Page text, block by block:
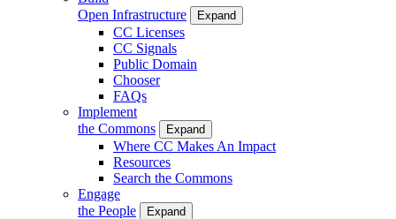
Open Infrastructure
Expand
CC Licenses
CC Signals
Public Domain
Chooser
FAQs
Implement
the Commons
Expand
Where CC Makes An Impact
Resources
Search the Commons
Engage
the People
Expand